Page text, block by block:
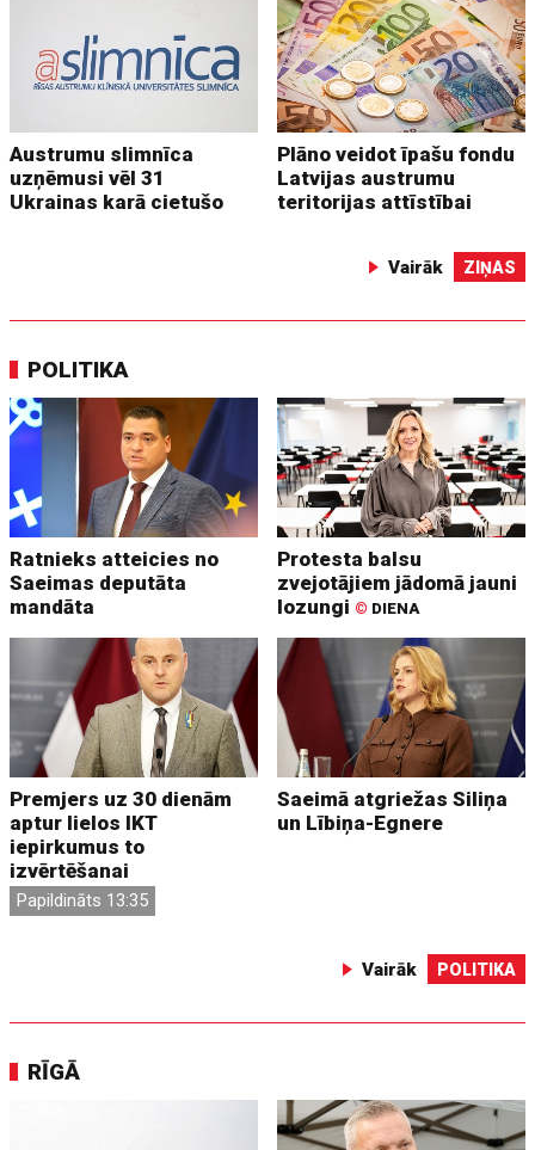
Austrumu slimnīca
uzņēmusi vēl 31
Ukrainas karā cietušo
Plāno veidot īpašu fondu
Latvijas austrumu
teritorijas attīstībai
Vairāk ZIŅAS
POLITIKA
Ratnieks atteicies no
Saeimas deputāta
mandāta
Protesta balsu
zvejotājiem jādomā jauni
lozungi © DIENA
Premjers uz 30 dienām
aptur lielos IKT
iepirkumus to
izvērtēšanai
Papildināts 13:35
Saeimā atgriežas Siliņa
un Lībiņa-Egnere
Vairāk POLITIKA
RĪGĀ